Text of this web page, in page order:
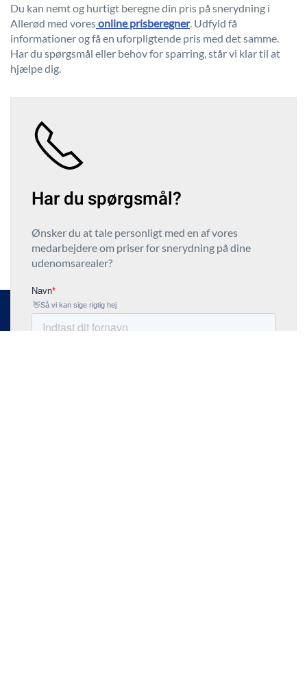
Du kan nemt og hurtigt beregne din pris på snerydning i
Allerød med voresonline prisberegner. Udfyld få
informationer og få en uforpligtende pris med det samme.
Har du spørgsmål eller behov for sparring, står vi klar til at
hjælpe dig.
Har du spørgsmål?
Ønsker du at tale personligt med en af vores
medarbejdere om priser for snerydning på dine
udenomsarealer?